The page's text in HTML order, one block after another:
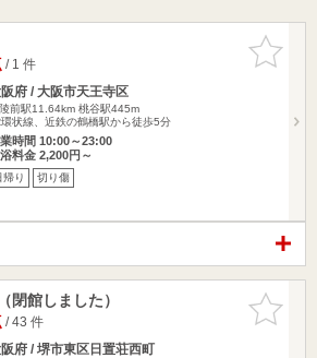
お気に入
りに追加
/ 1 件
府 / 大阪市天王寺区
前駅11.64km 桃谷駅445m
状線、近鉄の鶴橋駅から徒歩5分
時間 10:00～23:00
料金 2,200円～
帰り 切り傷
お気に入
りに追加
閉館しました）
/ 43 件
府 / 堺市東区日置荘西町